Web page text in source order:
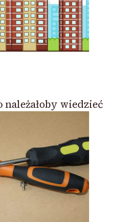
należałoby wiedzieć